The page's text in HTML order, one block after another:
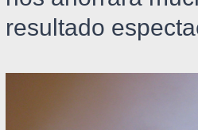
resultado